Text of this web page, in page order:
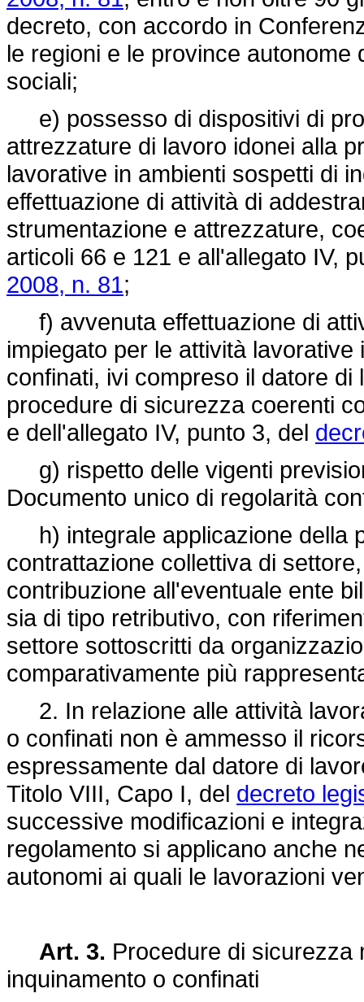
decreto, con accordo in
le regioni e le province
sociali;
e) possesso di dispositivi di
attrezzature di lavoro idonei alla
lavorative in ambienti sospetti di
effettuazione di attività di
strumentazione e attrezzature,
articoli 66 e 121 e all'allegato IV,
2008, n. 81;
f) avvenuta effettuazione di
impiegato per le attività
confinati, ivi compreso il datore
procedure di sicurezza coerenti
e dell'allegato IV, punto 3, del
g) rispetto delle vigenti
Documento unico di regolarità
h) integrale applicazione della
contrattazione collettiva di
contribuzione all'eventuale ente
sia di tipo retributivo, con
settore sottoscritti da
comparativamente più
2. In relazione alle attività
o confinati non è ammesso il
espressamente dal datore di
Titolo VIII, Capo I, del decreto
successive modificazioni e
regolamento si applicano anche
autonomi ai quali le lavorazioni
Art. 3. Procedure di sicurezza
inquinamento o confinati